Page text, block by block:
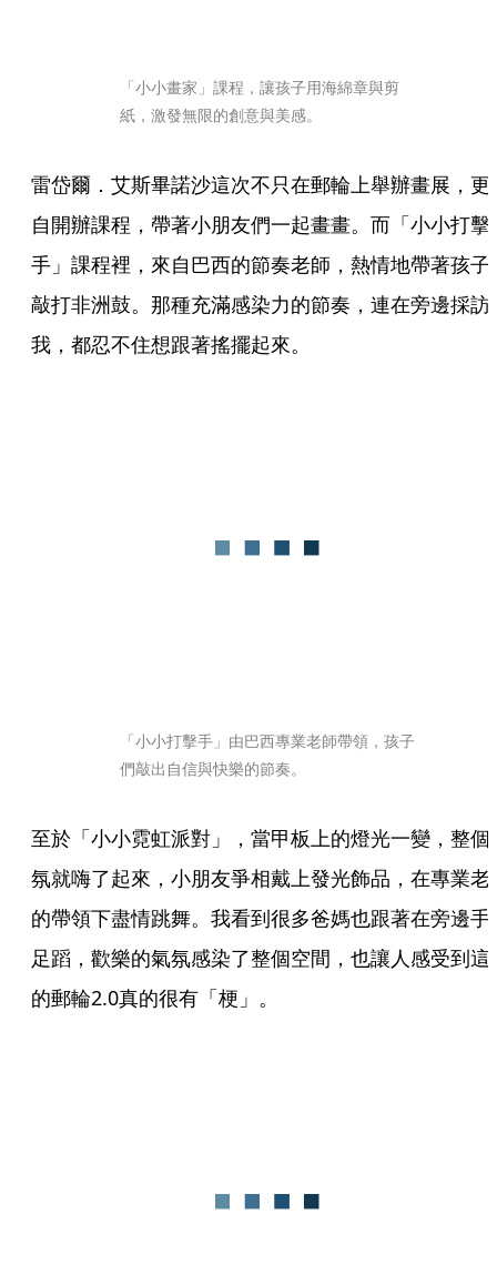
「小小畫家」課程，讓孩子用海綿章與剪
紙，激發無限的創意與美感。
雷岱爾．艾斯畢諾沙這次不只在郵輪上舉辦畫展，更
自開辦課程，帶著小朋友們一起畫畫。而「小小打擊
手」課程裡，來自巴西的節奏老師，熱情地帶著孩子
敲打非洲鼓。那種充滿感染力的節奏，連在旁邊採訪
我，都忍不住想跟著搖擺起來。
「小小打擊手」由巴西專業老師帶領，孩子
們敲出自信與快樂的節奏。
至於「小小霓虹派對」，當甲板上的燈光一變，整個
氛就嗨了起來，小朋友爭相戴上發光飾品，在專業老
的帶領下盡情跳舞。我看到很多爸媽也跟著在旁邊手
足蹈，歡樂的氣氛感染了整個空間，也讓人感受到這
的郵輪2.0真的很有「梗」。